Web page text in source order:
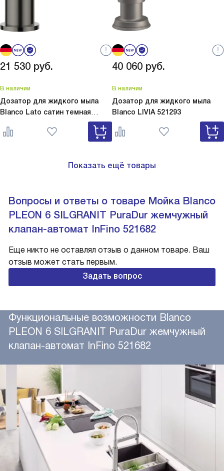
21 530 руб.
В наличии
Дозатор для жидкого мыла
Blanco Lato сатин темная
Lato сатин темная сталь
527743
40 060 руб.
В наличии
Дозатор для жидкого мыла
Blanco LIVIA 521293
Показать ещё товары
Вопросы и ответы о товаре Мойка Blanco
PLEON 6 SILGRANIT PuraDur жемчужный
клапан-автомат InFino 521682
Еще никто не оставлял отзыв о данном товаре. Ваш
отзыв может стать первым.
Задать вопрос
Функциональные возможности Blanco
PLEON 6 SILGRANIT PuraDur жемчужный
клапан-автомат InFino 521682